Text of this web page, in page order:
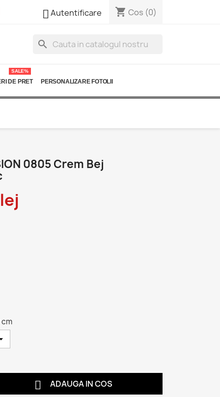
Autentificare shopping_cart Cos (0)
search
DE PRET
SALE%
PERSONALIZARE FOTOLII
0805 Crem Bej
cm
 ADAUGA IN COS